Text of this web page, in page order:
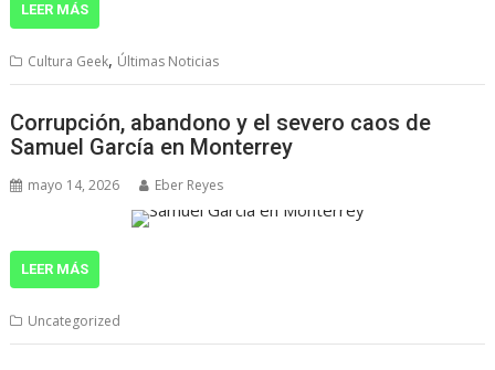
LEER MÁS
Cultura Geek, Últimas Noticias
Corrupción, abandono y el severo caos de
Samuel García en Monterrey
mayo 14, 2026 Eber Reyes
LEER MÁS
Uncategorized